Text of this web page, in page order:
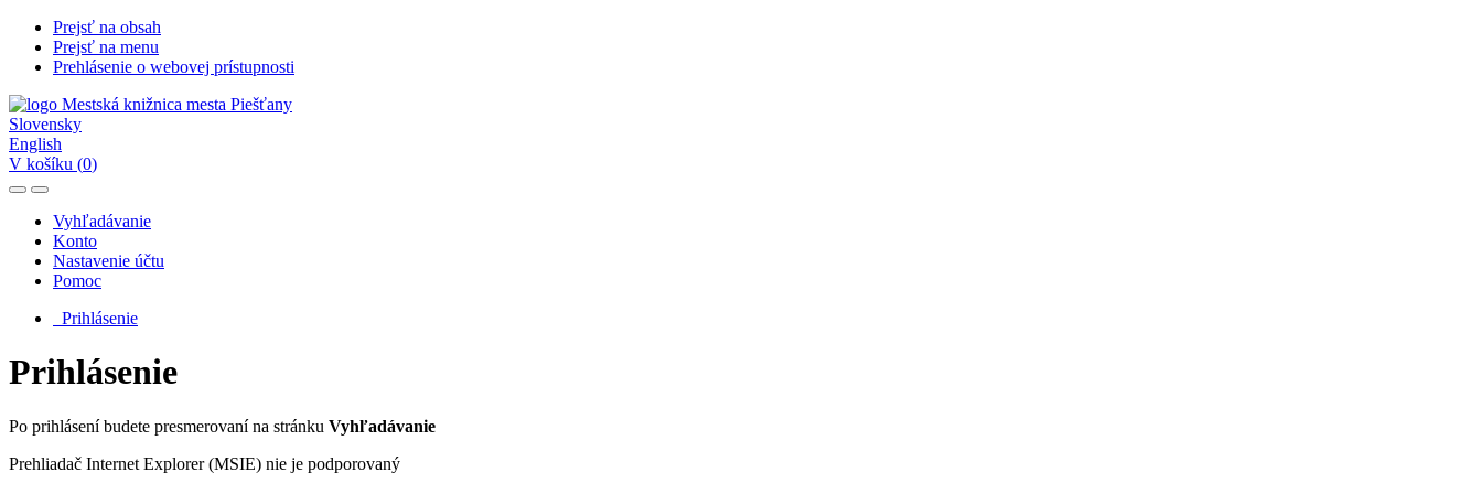
Prejsť na obsah
Prejsť na menu
Prehlásenie o webovej prístupnosti
Slovensky
English
V košíku (0)
Vyhľadávanie
Konto
Nastavenie účtu
Pomoc
Prihlásenie
Prihlásenie
Po prihlásení budete presmerovaní na stránku Vyhľadávanie
Prehliadač Internet Explorer (MSIE) nie je podporovaný